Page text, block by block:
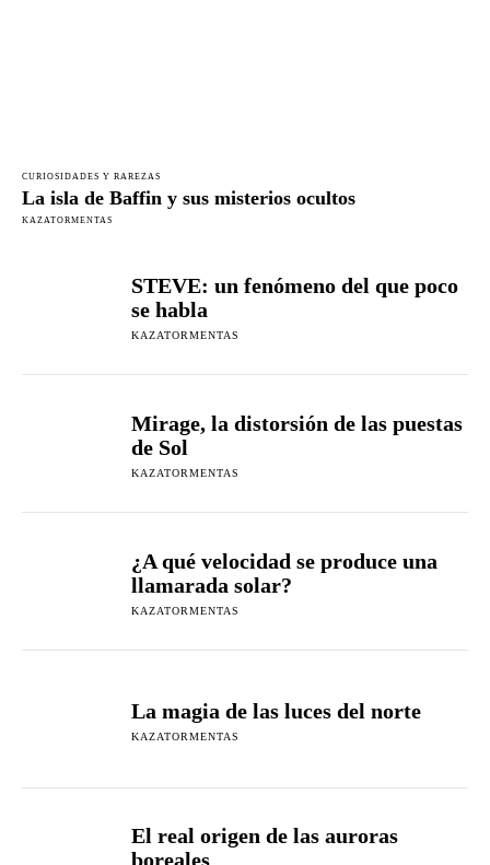
CURIOSIDADES Y RAREZAS
La isla de Baffin y sus misterios ocultos
KAZATORMENTAS
STEVE: un fenómeno del que poco
se habla
KAZATORMENTAS
Mirage, la distorsión de las puestas
de Sol
KAZATORMENTAS
¿A qué velocidad se produce una
llamarada solar?
KAZATORMENTAS
La magia de las luces del norte
KAZATORMENTAS
El real origen de las auroras
boreales